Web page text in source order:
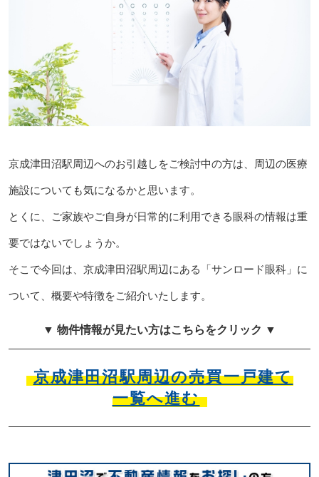
京成津田沼駅周辺へのお引越しをご検討中の方は、周辺の医療
施設についても気になるかと思います。
とくに、ご家族やご自身が日常的に利用できる眼科の情報は重
要ではないでしょうか。
そこで今回は、京成津田沼駅周辺にある「サンロード眼科」に
ついて、概要や特徴をご紹介いたします。
▼ 物件情報が見たい方はこちらをクリック ▼
京成津田沼駅周辺の売買一戸建て
一覧へ進む